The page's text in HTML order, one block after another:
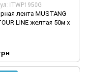
ITWP1950G
лента MUSTANG
LINE желтая 50м х